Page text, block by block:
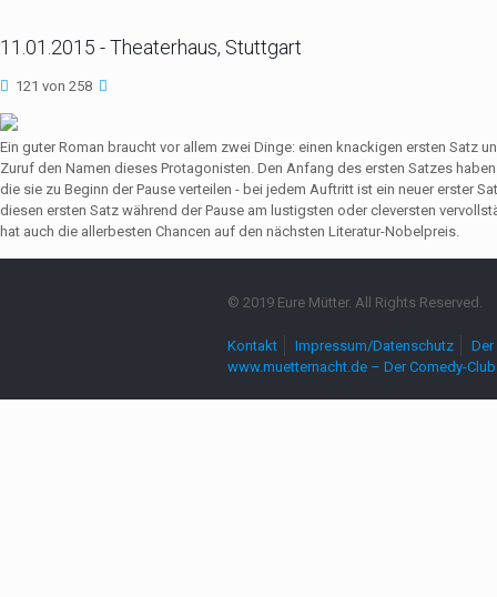
11.01.2015 - Theaterhaus, Stuttgart
121 von 258
Ein guter Roman braucht vor allem zwei Dinge: einen knackigen ersten Satz
Zuruf den Namen dieses Protagonisten. Den Anfang des ersten Satzes
die sie zu Beginn der Pause verteilen - bei jedem Auftritt ist ein neuer erster
diesen ersten Satz während der Pause am lustigsten oder cleversten
hat auch die allerbesten Chancen auf den nächsten Literatur-Nobelpreis.
© 2019 Eure Mütter. All Rights Reserved.
Kontakt Impressum/Datenschutz
www.muetternacht.de – Der Comedy-Club